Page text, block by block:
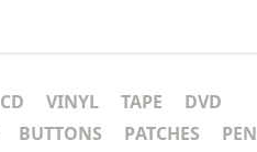
CD VINYL TAPE
DVD
BUTTONS PATCHES